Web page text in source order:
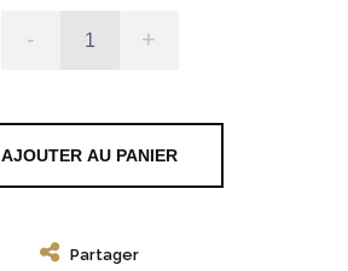
- +
AJOUTER AU PANIER
Partager